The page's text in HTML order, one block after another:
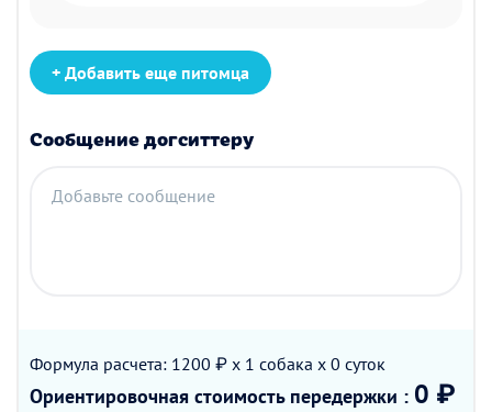
+ Добавить еще питомца
Сообщение догситтеру
Добавьте сообщение
Формула расчета: 1200 ₽ x 1 собака x 0 суток
Ориентировочная стоимость передержки : 0 ₽